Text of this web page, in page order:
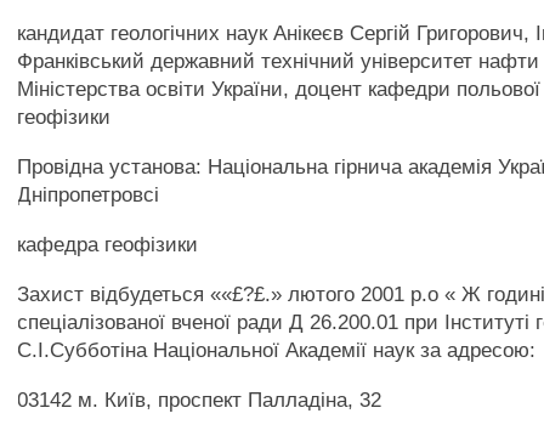
кандидат геологічних наук Анікеєв Сергій Григорович,
Франківський державний технічний університет нафти
Міністерства освіти України, доцент кафедри
геофізики
Провідна установа: Національна гірнича академія
Дніпропетровсі
кафедра геофізики
Захист відбудеться ««£?£.» лютого 2001 р.о « Ж годині
спеціалізованої вченої ради Д 26.200.01 при Інституті
С.І.Субботіна Національної Академії наук за адресою:
03142 м. Київ, проспект Палладіна, 32